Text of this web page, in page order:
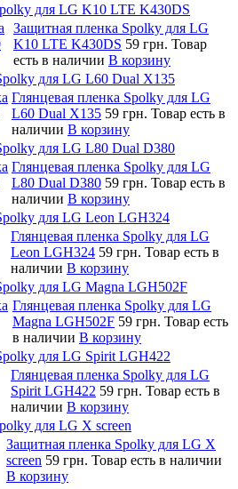
для LG K10 LTE K430DS
Защитная пленка Spolky для LG
K10 LTE K430DS 59 грн. Товар
есть в наличии В корзину
для LG L60 Dual X135
Глянцевая пленка Spolky для LG
L60 Dual X135 59 грн. Товар есть в
наличии В корзину
для LG L80 Dual D380
Глянцевая пленка Spolky для LG
L80 Dual D380 59 грн. Товар есть в
наличии В корзину
для LG Leon LGH324
Глянцевая пленка Spolky для LG
Leon LGH324 59 грн. Товар есть в
наличии В корзину
для LG Magna LGH502F
Глянцевая пленка Spolky для LG
Magna LGH502F 59 грн. Товар есть
в наличии В корзину
для LG Spirit LGH422
Глянцевая пленка Spolky для LG
Spirit LGH422 59 грн. Товар есть в
наличии В корзину
для LG X screen
Защитная пленка Spolky для LG X
screen 59 грн. Товар есть в наличии
В корзину